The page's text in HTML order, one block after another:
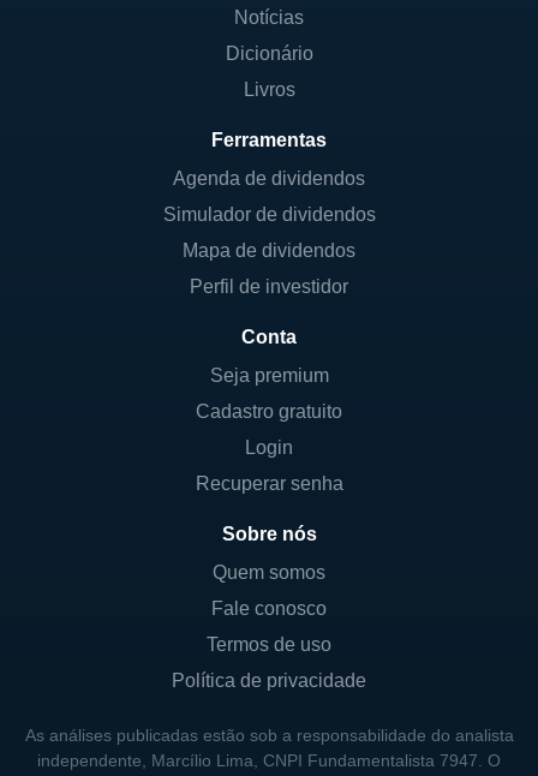
Notícias
Dicionário
Livros
Ferramentas
Agenda de dividendos
Simulador de dividendos
Mapa de dividendos
Perfil de investidor
Conta
Seja premium
Cadastro gratuito
Login
Recuperar senha
Sobre nós
Quem somos
Fale conosco
Termos de uso
Política de privacidade
As análises publicadas estão sob a responsabilidade do analista
independente, Marcílio Lima, CNPI Fundamentalista 7947. O